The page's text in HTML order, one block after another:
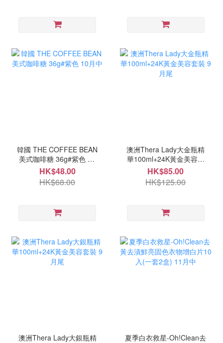
韓國 THE COFFEE BEAN
美式咖啡糖 36g#紫色 10
月中
HK$48.00
HK$68.00
澳洲Thera Lady大金瓶精
華100ml+24K黃金美容套
裝 9月尾
HK$85.00
HK$125.00
澳洲Thera Lady大銀瓶精
夏季白衣救星-Oh!Clean去